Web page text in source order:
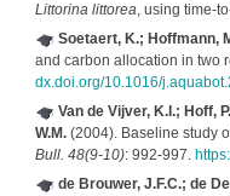
Littorina littorea, using time-
Soetaert, K.; Hoffmann,
and carbon allocation in two
dx.doi.org/10.1016/
Van de Vijver, K.I.; Hoff,
W.M.(2004). Baseline study
Bull. 48(9-10): 992-997.
de Brouwer, J.F.C.; de